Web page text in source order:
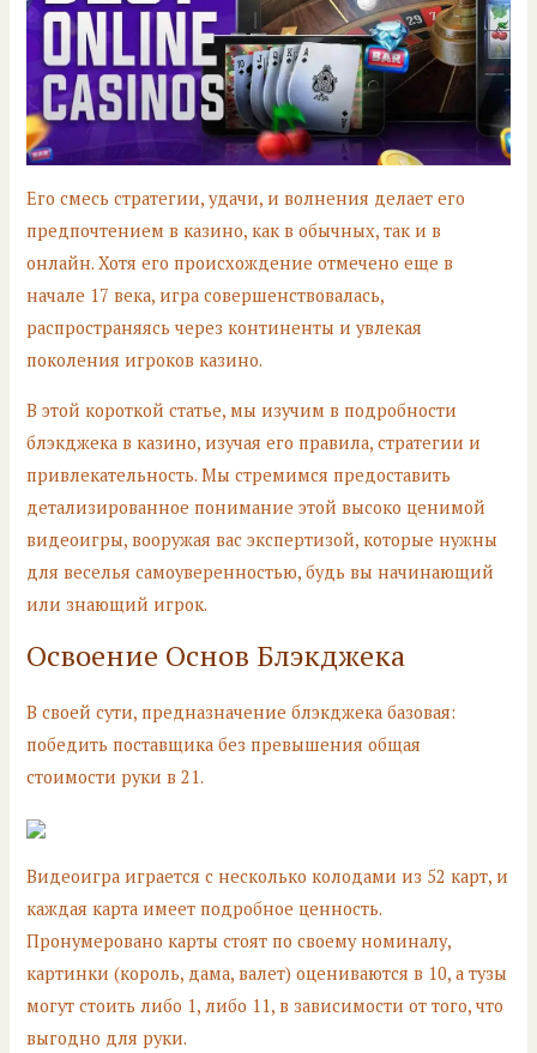
Его смесь стратегии, удачи, и волнения делает его
предпочтением в казино, как в обычных, так и в
онлайн. Хотя его происхождение отмечено еще в
начале 17 века, игра совершенствовалась,
распространяясь через континенты и увлекая
поколения игроков казино.
В этой короткой статье, мы изучим в подробности
блэкджека в казино, изучая его правила, стратегии и
привлекательность. Мы стремимся предоставить
детализированное понимание этой высоко ценимой
видеоигры, вооружая вас экспертизой, которые нужны
для веселья самоуверенностью, будь вы начинающий
или знающий игрок.
Освоение Основ Блэкджека
В своей сути, предназначение блэкджека базовая:
победить поставщика без превышения общая
стоимости руки в 21.
Видеоигра играется с несколько колодами из 52 карт, и
каждая карта имеет подробное ценность.
Пронумеровано карты стоят по своему номиналу,
картинки (король, дама, валет) оцениваются в 10, а тузы
могут стоить либо 1, либо 11, в зависимости от того, что
выгодно для руки.